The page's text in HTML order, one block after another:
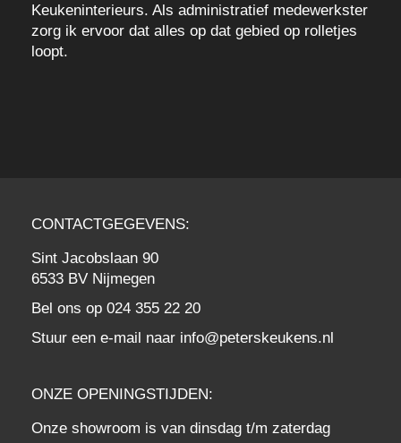
Keukeninterieurs. Als administratief medewerkster
zorg ik ervoor dat alles op dat gebied op rolletjes
loopt.
CONTACTGEGEVENS:
Sint Jacobslaan 90
6533 BV Nijmegen
Bel ons op 024 355 22 20
Stuur een e-mail naar info@peterskeukens.nl
ONZE OPENINGSTIJDEN:
Onze showroom is van dinsdag t/m zaterdag